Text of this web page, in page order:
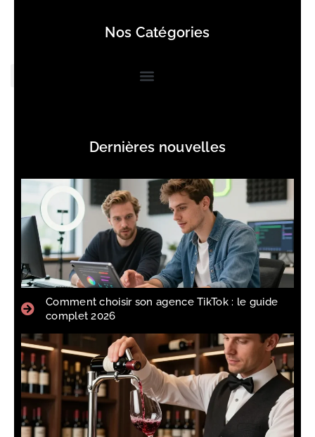
Nos Catégories
Dernières nouvelles
Comment choisir son agence TikTok : le guide
complet 2026